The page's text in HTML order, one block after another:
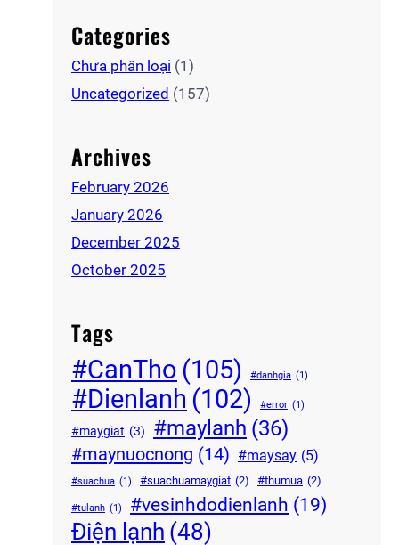
giúp bạn giải mã câu hỏi: “Có nên dùng máy
sấy quần áo cho vải len hay không?” và chia
sẻ quy trình sấy chuẩn kỹ…
Categories
Chưa phân loại (1)
Uncategorized (157)
Archives
February 2026
January 2026
December 2025
October 2025
Tags
#CanTho (105) #danhgia (1)
#Dienlanh (102) #error (1)
#maygiat (3) #maylanh (36)
#maynuocnong (14) #maysay (5)
#suachua (1) #suachuamaygiat (2) #thumua (2)
#tulanh (1) #vesinhdodienlanh (19)
Điện lạnh (48)